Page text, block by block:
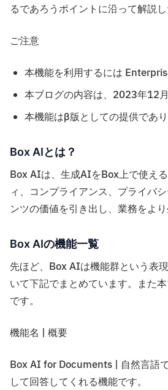
るであろうポイントに沿って解説し
ご注意
本機能を利用するには
本ブログの内容は、2023年12
本機能はβ版としての提供であ
Box AIとは？
Box AIは、生成AIをBox上で使え
ィ、コンプライアンス、プライバ
ンツの価値を引き出し、業務をよ
Box AIの機能一覧
先ほど、Box AIは機能群という表
いて下記でまとめています。また
です。
機能名 | 概要
Box AI for Documents | 自然言語
して回答してくれる機能です。